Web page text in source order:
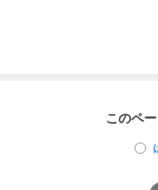
このペ